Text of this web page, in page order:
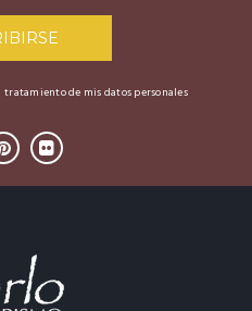
de mis datos personales